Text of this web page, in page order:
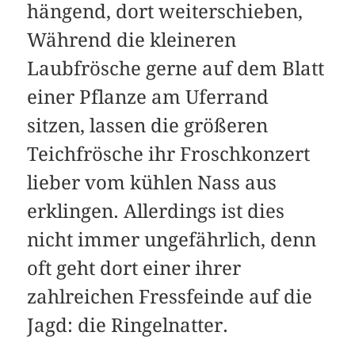
hängend, dort weiterschieben,
Während die kleineren
Laubfrösche gerne auf dem Blatt
einer Pflanze am Uferrand
sitzen, lassen die größeren
Teichfrösche ihr Froschkonzert
lieber vom kühlen Nass aus
erklingen. Allerdings ist dies
nicht immer ungefährlich, denn
oft geht dort einer ihrer
zahlreichen Fressfeinde auf die
Jagd: die Ringelnatter.